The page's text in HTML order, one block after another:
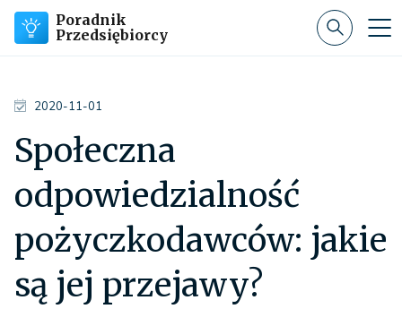
Poradnik
Przedsiębiorcy
2020-11-01
Społeczna
odpowiedzialność
pożyczkodawców: jakie
są jej przejawy?